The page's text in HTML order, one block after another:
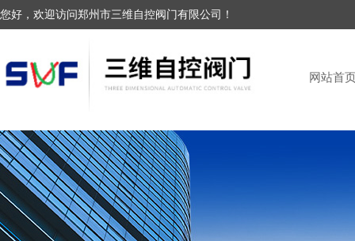
您好，欢迎访问郑州市三维自控阀门有限公司！
网站首